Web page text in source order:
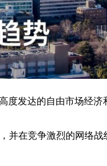
度发达的自由市场经济
在竞争激烈的网络战